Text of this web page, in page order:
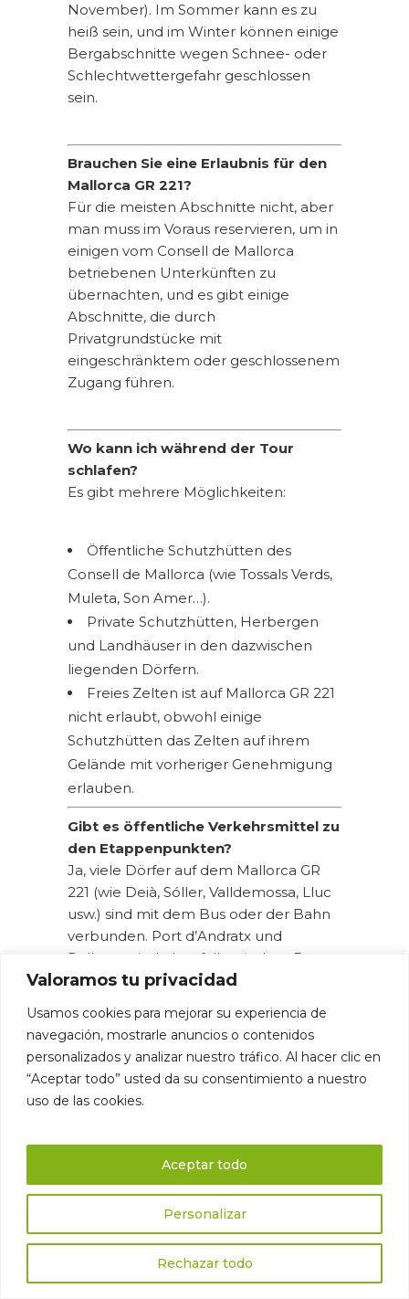
Valoramos tu privacidad
Usamos cookies para mejorar su experiencia de
navegación, mostrarle anuncios o contenidos
personalizados y analizar nuestro tráfico. Al hacer clic en
“Aceptar todo” usted da su consentimiento a nuestro
uso de las cookies.
Personalizar
Rechazar todo
Aceptar todo
November). Im Sommer kann es zu
heiß sein, und im Winter können einige
Bergabschnitte wegen Schnee- oder
Schlechtwettergefahr geschlossen
sein.
Brauchen Sie eine Erlaubnis für den
Mallorca GR 221?
Für die meisten Abschnitte nicht, aber
man muss im Voraus reservieren, um in
einigen vom Consell de Mallorca
betriebenen Unterkünften zu
übernachten, und es gibt einige
Abschnitte, die durch
Privatgrundstücke mit
eingeschränktem oder geschlossenem
Zugang führen.
Wo kann ich während der Tour
schlafen?
Es gibt mehrere Möglichkeiten:
Öffentliche Schutzhütten des
Consell de Mallorca (wie Tossals Verds,
Muleta, Son Amer…).
Private Schutzhütten, Herbergen
und Landhäuser in den dazwischen
liegenden Dörfern.
Freies Zelten ist auf Mallorca GR 221
nicht erlaubt, obwohl einige
Schutzhütten das Zelten auf ihrem
Gelände mit vorheriger Genehmigung
erlauben.
Gibt es öffentliche Verkehrsmittel zu
den Etappenpunkten?
Ja, viele Dörfer auf dem Mallorca GR
221 (wie Deià, Sóller, Valldemossa, Lluc
usw.) sind mit dem Bus oder der Bahn
verbunden. Port d’Andratx und
Pollença sind ebenfalls mit dem Bus
verbunden, obwohl die Fahrpläne
eingeschränkt sind.
Kann sie in Etappen oder nur
vollständig durchgeführt werden?
Menschen entscheiden sich dafür,
einen oder zwei Tage zu wandern und
dann zurückzukehren, oder sie
machen die gesamte Wanderung in
mehreren Etappen im Laufe des
Jahres.